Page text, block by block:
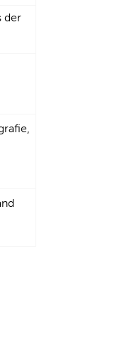
der